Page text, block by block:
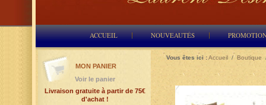
ACCUEIL NOUVEAUTÉS
Vous êtes ici :Accueil / Boutique
MON PANIER
Voir le panier
Livraison gratuite à partir de 75€
d'achat !